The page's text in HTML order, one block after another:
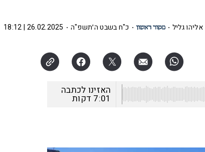
אליהו גליל כ"ח בשבט ה׳תשפ"ה 26.02.2025 | 18:12
האזינו לכתבה
7:01 דקות